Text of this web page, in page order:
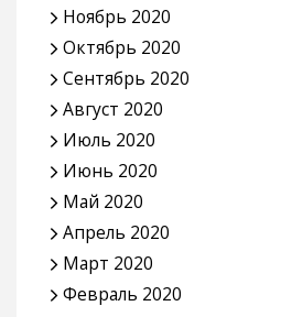
Ноябрь 2020
Октябрь 2020
Сентябрь 2020
Август 2020
Июль 2020
Июнь 2020
Май 2020
Апрель 2020
Март 2020
Февраль 2020